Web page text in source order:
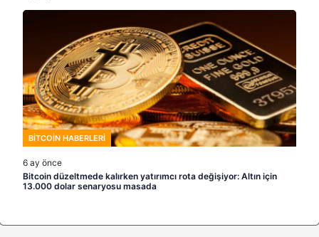
BITCOIN HABERLERI
6 ay önce
Bitcoin düzeltmede kalırken yatırımcı rota değişiyor: Altın için
13.000 dolar senaryosu masada